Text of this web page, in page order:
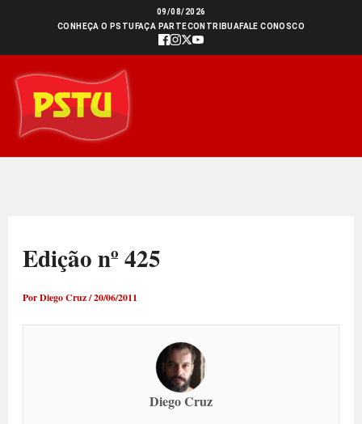
conteúdo
09/08/2026
CONHEÇA O PSTU FAÇA PARTECONTRIBUAFALE CONOSCO
Edição nº 425
PorDiego Cruz/20/06/2011
Diego Cruz